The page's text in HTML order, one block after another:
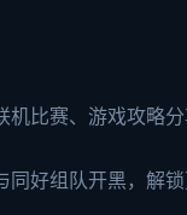
比赛、游戏攻略
好组队开黑，解锁